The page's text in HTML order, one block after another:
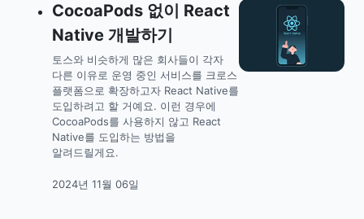
CocoaPods 없이 React
Native 개발하기
토스와 비슷하게 많은 회사들이 각자
다른 이유로 운영 중인 서비스를 크로스
플랫폼으로 확장하고자 React Native를
도입하려고 할 거예요. 이런 경우에
CocoaPods를 사용하지 않고 React
Native를 도입하는 방법을
알려드릴게요.
2024년 11월 06일